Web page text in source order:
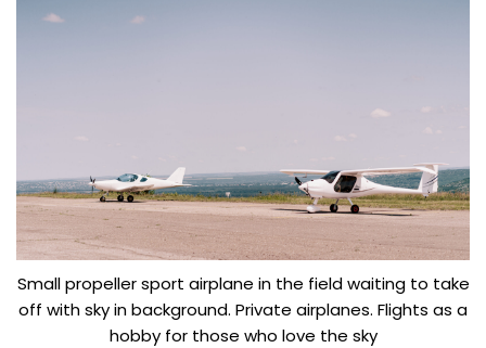
Small propeller sport airplane in the field waiting to take
off with sky in background. Private airplanes. Flights as a
hobby for those who love the sky